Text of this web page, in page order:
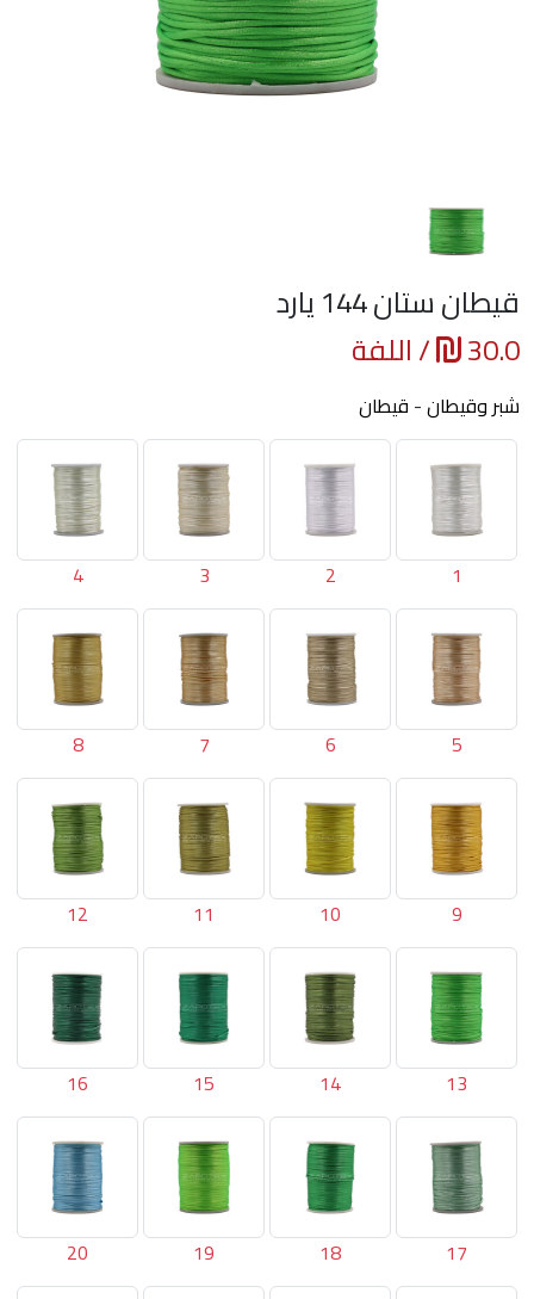
قيطان ستان 144 يارد
30.0
/ اللفة
شبر وقيطان- قيطان
1
2
3
4
5
6
7
8
9
10
11
12
13
14
15
16
17
18
19
20